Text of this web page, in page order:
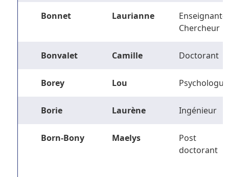
Bonnet Laurianne
Enseignant-
Chercheur
Bonvalet Camille Doctorant
Borey Lou Psychologue
Borie Laurène Ingénieur
Born-Bony Maelys
Post
doctorant